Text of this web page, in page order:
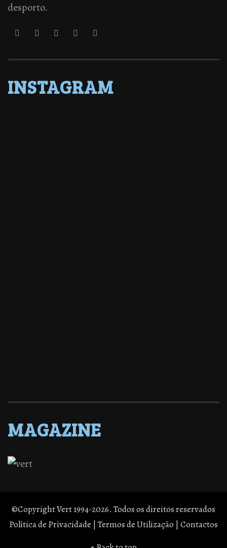
desporto.
INSTAGRAM
MAGAZINE
©Copyright Vert 1994-2026. Todos os direitos reservados
Política de Privacidade | Termos de Utilização | Contactos